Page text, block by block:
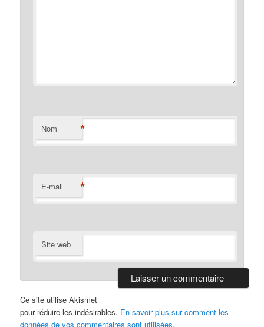
Nom *
E-mail *
Site web
Ce site utilise Akismet
pour réduire les indésirables. En savoir plus sur comment les
données de vos commentaires sont utilisées.